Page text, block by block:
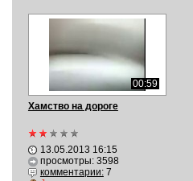
00:59
Хамство на дороге
13.05.2013 16:15
просмотры: 3598
комментарии:7